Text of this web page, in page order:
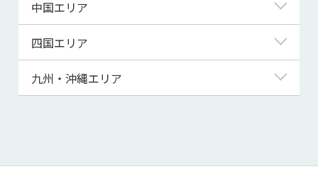
山形県
茨城県
群馬県
福井県
山梨県
長野県
三重県
滋賀県
京都府
大阪府
兵庫県
和歌山県
中国エリア
鳥取県
島根県
山口県
四国エリア
徳島県
高知県
九州・沖縄エリア